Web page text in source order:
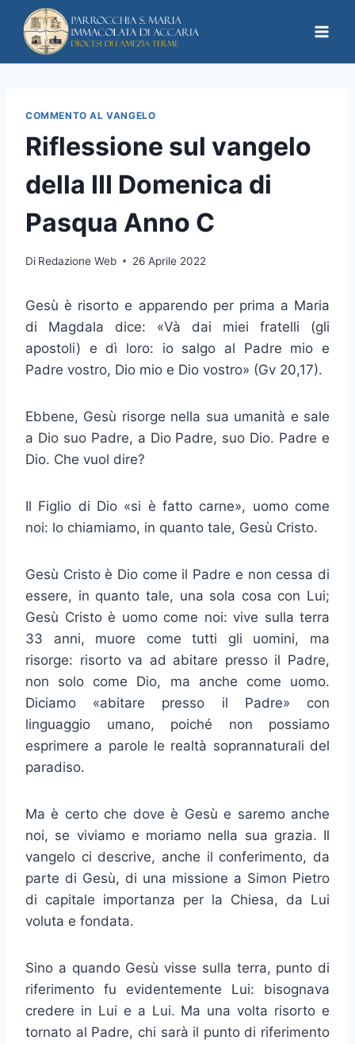
COMMENTO AL VANGELO
Riflessione sul vangelo
della III Domenica di
Pasqua Anno C
Di Redazione Web 26 Aprile 2022
Gesù è risorto e apparendo per prima a Maria
di Magdala dice: «Và dai miei fratelli (gli
apostoli) e dì loro: io salgo al Padre mio e
Padre vostro, Dio mio e Dio vostro» (Gv 20,17).
Ebbene, Gesù risorge nella sua umanità e sale
a Dio suo Padre, a Dio Padre, suo Dio. Padre e
Dio. Che vuol dire?
Il Figlio di Dio «si è fatto carne», uomo come
noi: lo chiamiamo, in quanto tale, Gesù Cristo.
Gesù Cristo è Dio come il Padre e non cessa di
essere, in quanto tale, una sola cosa con Lui;
Gesù Cristo è uomo come noi: vive sulla terra
33 anni, muore come tutti gli uomini, ma
risorge: risorto va ad abitare presso il Padre,
non solo come Dio, ma anche come uomo.
Diciamo «abitare presso il Padre» con
linguaggio umano, poiché non possiamo
esprimere a parole le realtà soprannaturali del
paradiso.
Ma è certo che dove è Gesù e sa­remo anche
noi, se viviamo e moriamo nella sua grazia. Il
vangelo ci descrive, anche il conferimento, da
parte di Gesù, di una missione a Simon Pietro
di capitale importanza per la Chiesa, da Lui
voluta e fondata.
Sino a quando Gesù visse sulla terra, punto di
riferimento fu eviden­temente Lui: bisognava
credere in Lui e a Lui. Ma una volta risorto e
tornato al Padre, chi sarà il punto di riferimento